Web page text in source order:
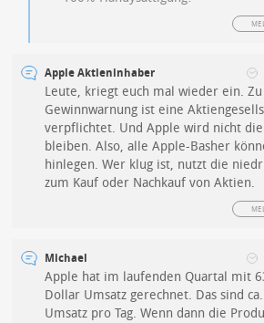
Apple Aktieninhaber
Leute, kriegt euch mal wieder ein.
Gewinnwarnung ist eine
verpflichtet. Und Apple wird nicht die
bleiben. Also, alle Apple-Basher
hinlegen. Wer klug ist, nutzt die
zum Kauf oder Nachkauf von Aktien.
Michael
Apple hat im laufenden Quartal mit
Dollar Umsatz gerechnet. Das sind
Umsatz pro Tag. Wenn dann die